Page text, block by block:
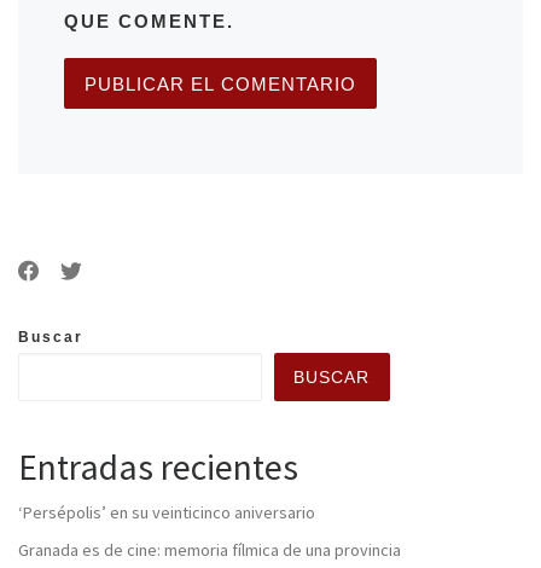
QUE COMENTE.
Buscar
BUSCAR
Entradas recientes
‘Persépolis’ en su veinticinco aniversario
Granada es de cine: memoria fílmica de una provincia